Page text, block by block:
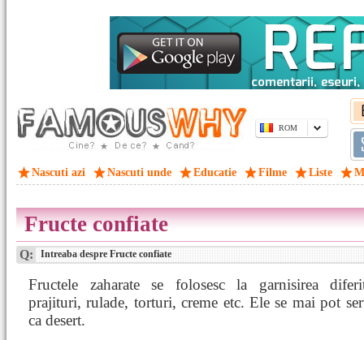
ROM
Nascuti azi Nascuti unde Educatie Filme Liste
Fructe confiate
Q: Intreaba despre Fructe confiate
Fructele zaharate se folosesc la garnisirea
prajituri, rulade, torturi, creme etc. Ele se mai pot
ca desert.